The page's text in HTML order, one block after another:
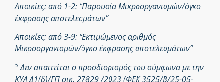
Αποικίες: από 1-2: “Παρουσία Μικροοργανισμών/όγκο
έκφρασης αποτελεσμάτων”
Αποικίες: από 3-9: “Εκτιμώμενος αριθμός
Μικροοργανισμών/όγκο έκφρασης αποτελεσμάτων”
5Δεν απαιτείται ο προσδιορισμός του σύμφωνα με την
ΚΥΑ Δ1(δ)/ΓΠ οικ. 27829 /2023 (ΦΕΚ 3525/Β/25-05-